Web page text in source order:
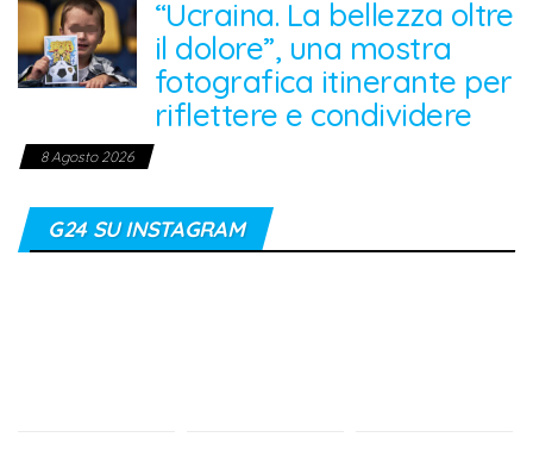
“Ucraina. La bellezza oltre
il dolore”, una mostra
fotografica itinerante per
riflettere e condividere
8 Agosto 2026
G24 SU INSTAGRAM